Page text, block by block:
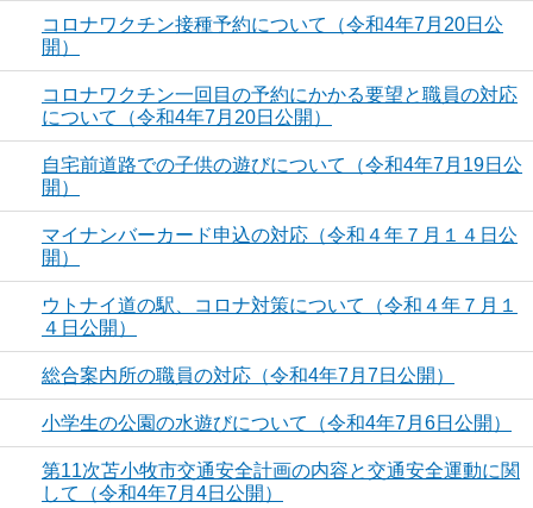
コロナワクチン接種予約について（令和4年7月20日公
開）
コロナワクチン一回目の予約にかかる要望と職員の対応
について（令和4年7月20日公開）
自宅前道路での子供の遊びについて（令和4年7月19日公
開）
マイナンバーカード申込の対応（令和４年７月１４日公
開）
ウトナイ道の駅、コロナ対策について（令和４年７月１
４日公開）
総合案内所の職員の対応（令和4年7月7日公開）
小学生の公園の水遊びについて（令和4年7月6日公開）
第11次苫小牧市交通安全計画の内容と交通安全運動に関
して（令和4年7月4日公開）